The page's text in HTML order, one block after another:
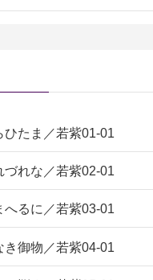
ひたま／若紫01-01
づれな／若紫02-01
へるに／若紫03-01
御物／若紫04-01